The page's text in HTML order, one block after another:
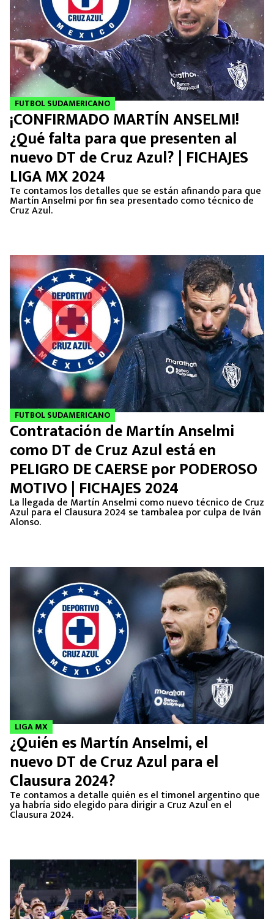
FUTBOL SUDAMERICANO
¡CONFIRMADO MARTÍN ANSELMI!
¿Qué falta para que presenten al
nuevo DT de Cruz Azul? | FICHAJES
LIGA MX 2024
Te contamos los detalles que se están afinando para que
Martín Anselmi por fin sea presentado como técnico de
Cruz Azul.
FUTBOL SUDAMERICANO
Contratación de Martín Anselmi
como DT de Cruz Azul está en
PELIGRO DE CAERSE por PODEROSO
MOTIVO | FICHAJES 2024
La llegada de Martín Anselmi como nuevo técnico de Cruz
Azul para el Clausura 2024 se tambalea por culpa de Iván
Alonso.
LIGA MX
¿Quién es Martín Anselmi, el
nuevo DT de Cruz Azul para el
Clausura 2024?
Te contamos a detalle quién es el timonel argentino que
ya habría sido elegido para dirigir a Cruz Azul en el
Clausura 2024.